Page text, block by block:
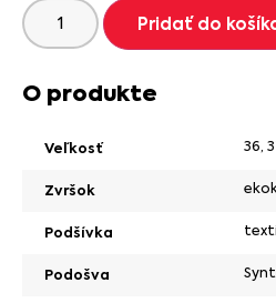
Pridať do
O produkte
Veľkosť 36,
Zvršok
Podšívka
Podošva